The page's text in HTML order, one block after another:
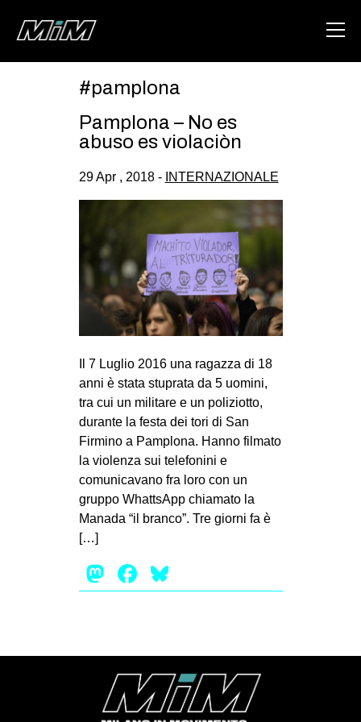
ABOUT
AREA
DEGENERAZIONE
CSOA LAMBRETTA
MSM
STUDENTI TSUNAMI
ZAM
MILANO
MOBILITAZIONI
SPAZI
SPORT POPOLARE
MOVIMENTI
AMBIENTE
DIRITTO ALL’ABITARE
GENERI
REPRESSIONE
STUDENTI
#pamplona
Pamplona – No es
abuso es violaciòn
29 Apr , 2018 - INTERNAZIONALE
Il 7 Luglio 2016 una ragazza di 18
anni è stata stuprata da 5 uomini,
tra cui un militare e un poliziotto,
durante la festa dei tori di San
Firmino a Pamplona. Hanno filmato
la violenza sui telefonini e
comunicavano fra loro con un
gruppo WhattsApp chiamato la
Manada “il branco”. Tre giorni fa è
[…]
Mastodon
Facebook